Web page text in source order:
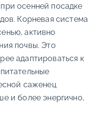
осенней посадке
Корневая система
активно
почвы. Это
адаптироваться к
саженец
и более энергично,